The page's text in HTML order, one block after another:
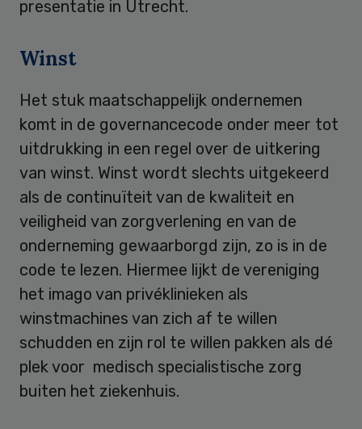
presentatie in Utrecht.
Winst
Het stuk maatschappelijk ondernemen
komt in de governancecode onder meer tot
uitdrukking in een regel over de uitkering
van winst. Winst wordt slechts uitgekeerd
als de continuïteit van de kwaliteit en
veiligheid van zorgverlening en van de
onderneming gewaarborgd zijn, zo is in de
code te lezen. Hiermee lijkt de vereniging
het imago van privéklinieken als
winstmachines van zich af te willen
schudden en zijn rol te willen pakken als dé
plek voor medisch specialistische zorg
buiten het ziekenhuis.